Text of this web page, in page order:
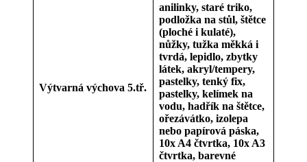
Výtvarná výchova 5.tř.
anilinky, staré triko,
podložka na stůl, štětce
(ploché i kulaté),
nůžky, tužka měkká i
tvrdá, lepidlo, zbytky
látek, akryl/tempery,
pastelky, tenký fix,
pastelky, kelímek na
vodu, hadřík na štětce,
ořezávátko, izolepa
nebo papírová páska,
10x A4 čtvrtka, 10x A3
čtvrtka, barevné